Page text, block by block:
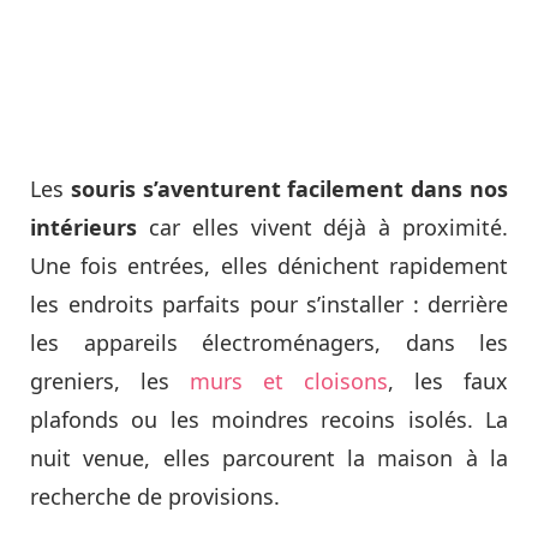
Les souris s’aventurent facilement dans nos
intérieurs car elles vivent déjà à proximité.
Une fois entrées, elles dénichent rapidement
les endroits parfaits pour s’installer : derrière
les appareils électroménagers, dans les
greniers, les murs et cloisons, les faux
plafonds ou les moindres recoins isolés. La
nuit venue, elles parcourent la maison à la
recherche de provisions.